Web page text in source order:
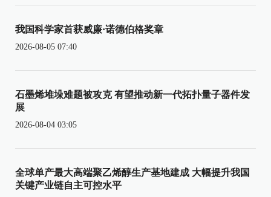
我国科学家首获威廉·诺德伯格奖章
2026-08-05 07:40
石墨烯堆垛难题被攻克 有望推动新一代拓扑量子器件发
展
2026-08-04 03:05
全球单产最大高端聚乙烯醇生产基地建成 大幅提升我国
关键产业链自主可控水平